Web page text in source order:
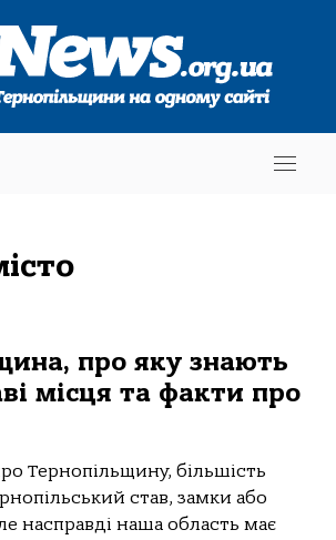
про яку знають
місця та факти про
Тернопільщину, більшість
став, замки або
насправді наша область має